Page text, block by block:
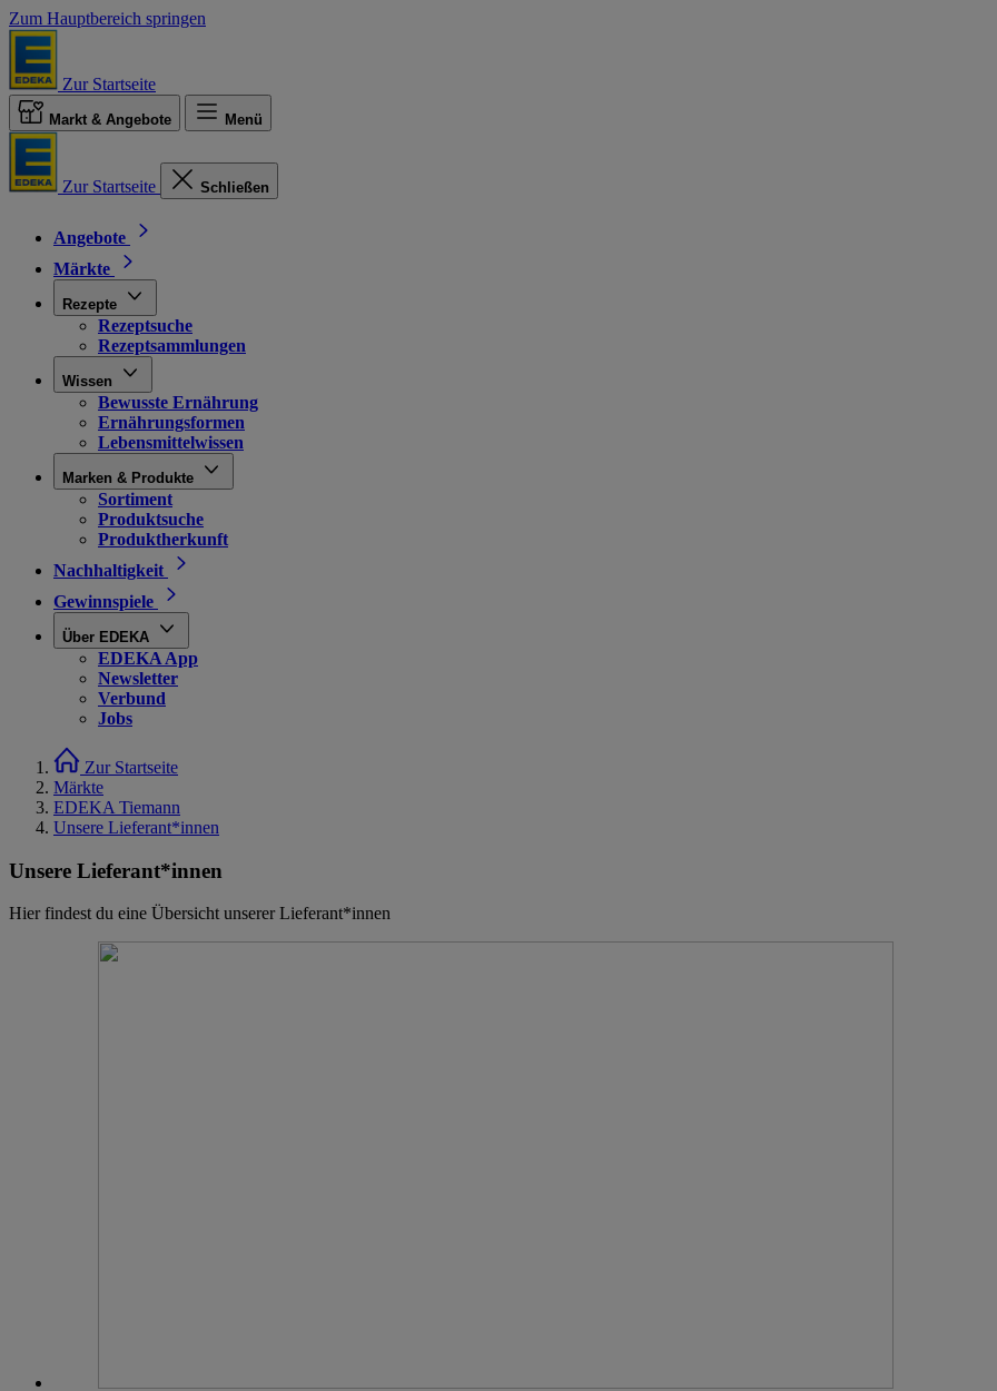
Zum Hauptbereich springen
Zur Startseite
Markt & Angebote Menü
Zur Startseite Schließen
Angebote
Märkte
Rezepte
Rezeptsuche
Rezeptsammlungen
Wissen
Bewusste Ernährung
Ernährungsformen
Lebensmittelwissen
Marken & Produkte
Sortiment
Produktsuche
Produktherkunft
Nachhaltigkeit
Gewinnspiele
Über EDEKA
EDEKA App
Newsletter
Verbund
Jobs
Zur Startseite
Märkte
EDEKA Tiemann
Unsere Lieferant*innen
Unsere Lieferant*innen
Hier findest du eine Übersicht unserer Lieferant*innen